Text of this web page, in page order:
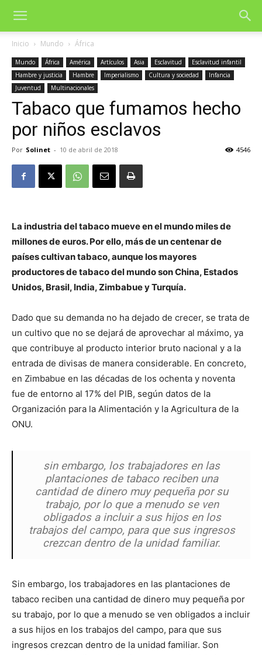
Inicio Mundo África
Mundo África América Artículos Asia Esclavitud
Esclavitud infantil
Hambre y justicia
Hambre Imperialismo Cultura y sociedad
Infancia
Juventud
Multinacionales
Tabaco que fumamos hecho
por niños esclavos
Por Solinet - 10 de abril de 2018 4546
La industria del tabaco mueve en el mundo miles de
millones de euros. Por ello, más de un centenar de
países cultivan tabaco, aunque los mayores
productores de tabaco del mundo son China, Estados
Unidos, Brasil, India, Zimbabue y Turquía.
Dado que su demanda no ha dejado de crecer, se trata de
un cultivo que no se dejará de aprovechar al máximo, ya
que contribuye al producto interior bruto nacional y a la
entrada de divisas de manera considerable. En concreto,
en Zimbabue en las décadas de los ochenta y noventa
fue de entorno al 17% del PIB, según datos de la
Organización para la Alimentación y la Agricultura de la
ONU.
sin embargo, los trabajadores en las
plantaciones de tabaco reciben una
cantidad de dinero muy pequeña por su
trabajo, por lo que a menudo se ven
obligados a incluir a sus hijos en los
trabajos del campo, para que sus ingresos
crezcan dentro de la unidad familiar.
Sin embargo, los trabajadores en las plantaciones de
tabaco reciben una cantidad de dinero muy pequeña por
su trabajo, por lo que a menudo se ven obligados a incluir
a sus hijos en los trabajos del campo, para que sus
ingresos crezcan dentro de la unidad familiar. Son